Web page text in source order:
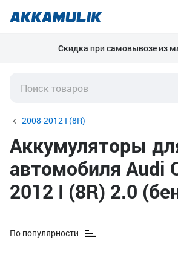
Скидка при самовывозе из
2008-2012 I (8R)
Аккумуляторы
автомобиля Audi
2012 I (8R) 2.0
По популярности